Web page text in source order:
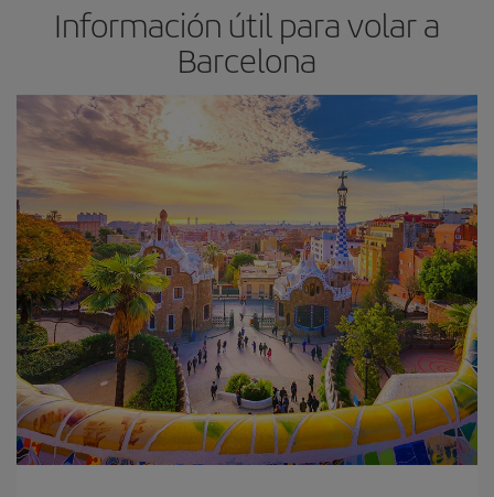
Información útil para volar a
Barcelona